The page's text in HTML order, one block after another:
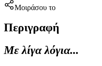
Μοιράσου το
Περιγραφή
Με λίγα λόγια...